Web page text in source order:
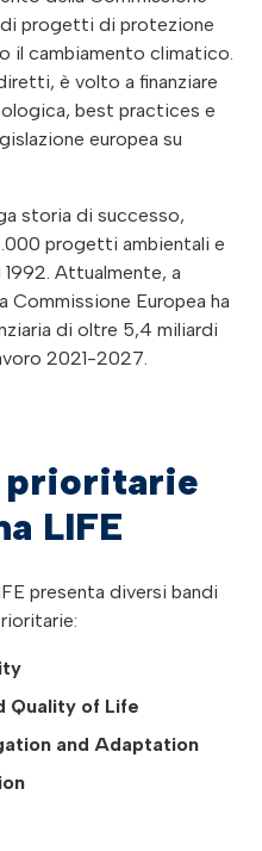
di progetti di protezione
il cambiamento climatico.
è volto a finanziare
best practices e
europea su
storia di successo,
progetti ambientali e
Attualmente, a
Commissione Europea ha
di oltre 5,4 miliardi
2021-2027.
prioritarie
LIFE
presenta diversi bandi
Quality of Life
and Adaptation